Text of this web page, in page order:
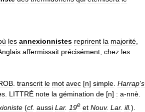
les annexionnistes reprirent la majorité
affermissait précisément chez les
transcrit le mot avec [n] simple Harrap's
LITTRÉ note la gémination de [n] : a-nnè
(cf. aussi Lar. 19e et Nouv. Lar. ill.).